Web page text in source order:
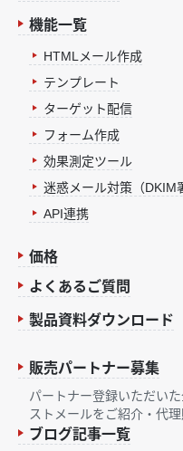
機能一覧
HTMLメール作成
テンプレート
ターゲット配信
フォーム作成
効果測定ツール
迷惑メール対策（DKIM
API連携
価格
よくあるご質問
製品資料ダウンロード
販売パートナー募集
パートナー登録いただい
ストメールをご紹介・代
ブログ記事一覧